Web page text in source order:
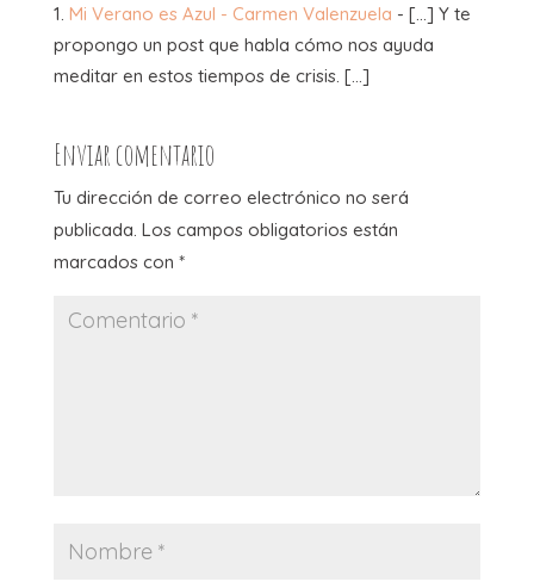
Mi Verano es Azul - Carmen Valenzuela - […] Y te
propongo un post que habla cómo nos ayuda
meditar en estos tiempos de crisis. […]
Enviar comentario
Tu dirección de correo electrónico no será
publicada. Los campos obligatorios están
marcados con *